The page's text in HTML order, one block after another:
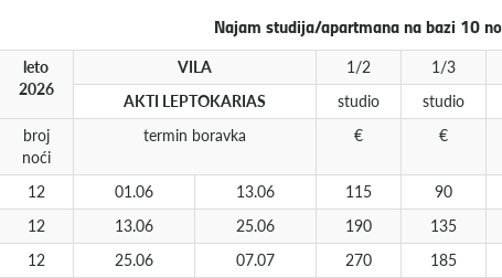
Najam studija/apartmana na bazi 10
leto
2026
VILA 1/2 1/3
AKTI LEPTOKARIAS
studio studio
broj
noći
termin boravka € €
12 01.06 13.06 115 90
12
13.06 25.06 190 135
12
25.06 07.07 270 185